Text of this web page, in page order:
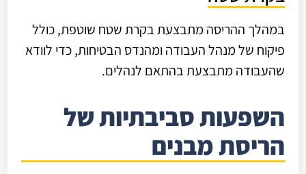
במהלך ההריסה מתבצעת בקרת שטח שוטפת, כולל
פיקוח של מנהל העבודה ומהנדס הבטיחות, כדי לוודא
שהעבודה מתבצעת בהתאם לנהלים.
השפעות סביבתיות של
הריסת מבנים